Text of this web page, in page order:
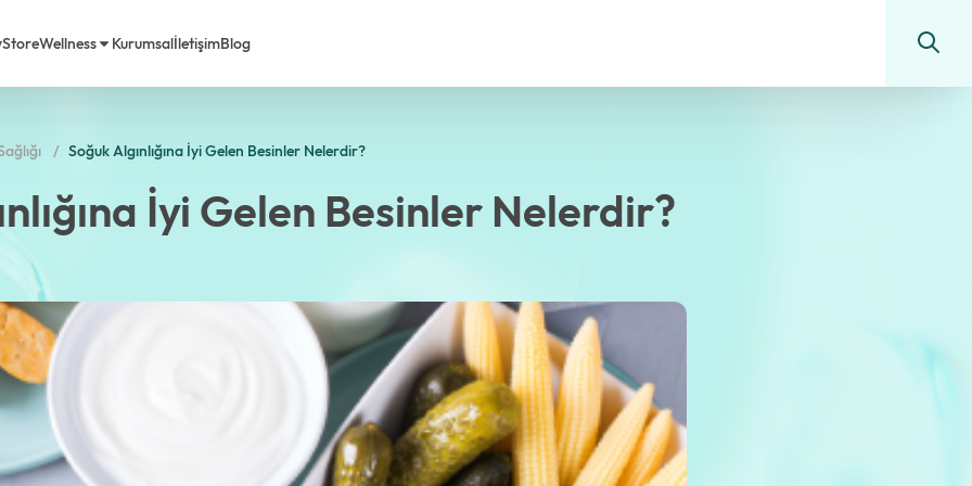
Biz
Sorular
StoreWellness KurumsalİletişimBlog
Soğuk Algınlığına İyi Gelen Besinler Nelerdir?
İyi Gelen Besinler Nelerdir?